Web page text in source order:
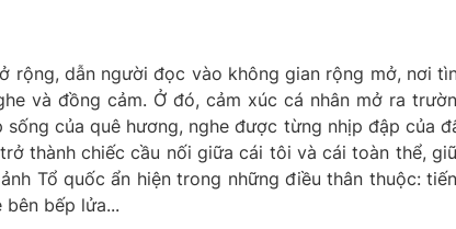
rộng, dẫn người đọc vào không gian rộng mở, nơi
và đồng cảm. Ở đó, cảm xúc cá nhân mở ra
của quê hương, nghe được từng nhịp đập của
thành chiếc cầu nối giữa cái tôi và cái toàn thể,
Tổ quốc ẩn hiện trong những điều thân thuộc:
bếp lửa...